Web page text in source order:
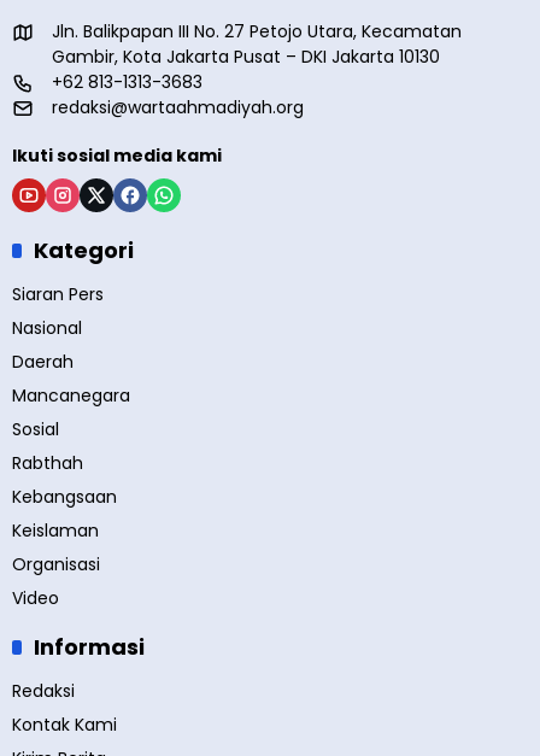
Jln. Balikpapan III No. 27 Petojo Utara, Kecamatan
Gambir, Kota Jakarta Pusat – DKI Jakarta 10130
+62 813-1313-3683
redaksi@wartaahmadiyah.org
Ikuti sosial media kami
Kategori
Siaran Pers
Nasional
Daerah
Mancanegara
Sosial
Rabthah
Kebangsaan
Keislaman
Organisasi
Video
Informasi
Redaksi
Kontak Kami